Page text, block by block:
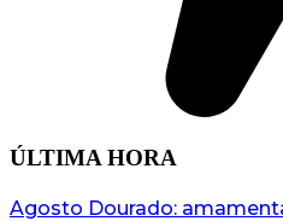
ÚLTIMA HORA